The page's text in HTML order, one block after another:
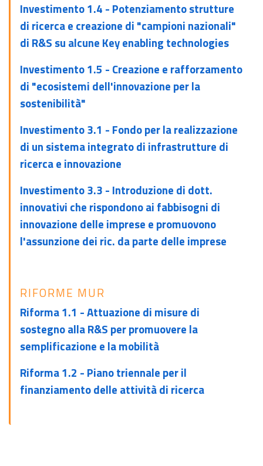
Investimento 1.4 - Potenziamento strutture
di ricerca e creazione di "campioni nazionali"
di R&S su alcune Key enabling technologies
Investimento 1.5 - Creazione e rafforzamento
di "ecosistemi dell'innovazione per la
sostenibilità"
Investimento 3.1 - Fondo per la realizzazione
di un sistema integrato di infrastrutture di
ricerca e innovazione
Investimento 3.3 - Introduzione di dott.
innovativi che rispondono ai fabbisogni di
innovazione delle imprese e promuovono
l'assunzione dei ric. da parte delle imprese
RIFORME MUR
Riforma 1.1 - Attuazione di misure di
sostegno alla R&S per promuovere la
semplificazione e la mobilità
Riforma 1.2 - Piano triennale per il
finanziamento delle attività di ricerca